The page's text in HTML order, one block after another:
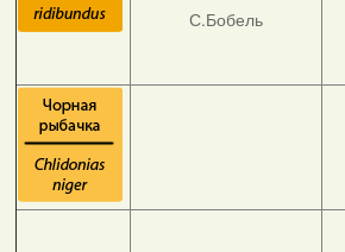
С.Бобель